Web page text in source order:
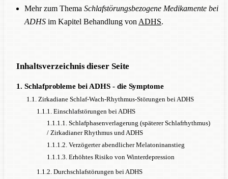
Mehr zum Thema Schlafstörungsbezogene Medikamente bei
ADHS im Kapitel Behandlung von ADHS.
Inhaltsverzeichnis dieser Seite
1. Schlafprobleme bei ADHS - die Symptome
1.1. Zirkadiane Schlaf-Wach-Rhythmus-Störungen bei ADHS
1.1.1. Einschlafstörungen bei ADHS
1.1.1.1. Schlafphasenverlagerung (späterer Schlafrhythmus)
/ Zirkadianer Rhythmus und ADHS
1.1.1.2. Verzögerter abendlicher Melatoninanstieg
1.1.1.3. Erhöhtes Risiko von Winterdepression
1.1.2. Durchschlafstörungen bei ADHS